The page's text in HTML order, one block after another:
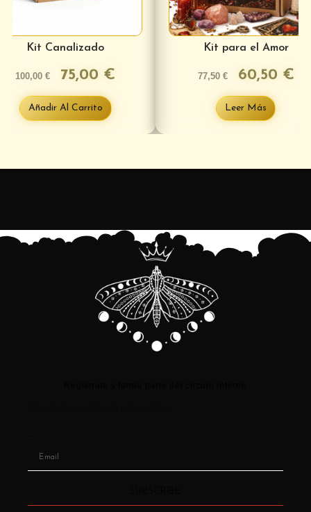
Kit Canalizado
100,00 € 75,00 €
Añadir Al Carrito
Kit para el Amor
77,50 € 60,50 €
Leer Más